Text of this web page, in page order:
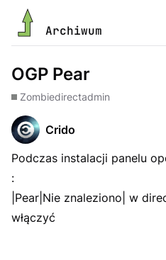
Archiwum
OGP Pear
Zombiedirectadmin
Crido
Podczas instalacji panelu
:
|Pear|Nie znaleziono| w
włączyć